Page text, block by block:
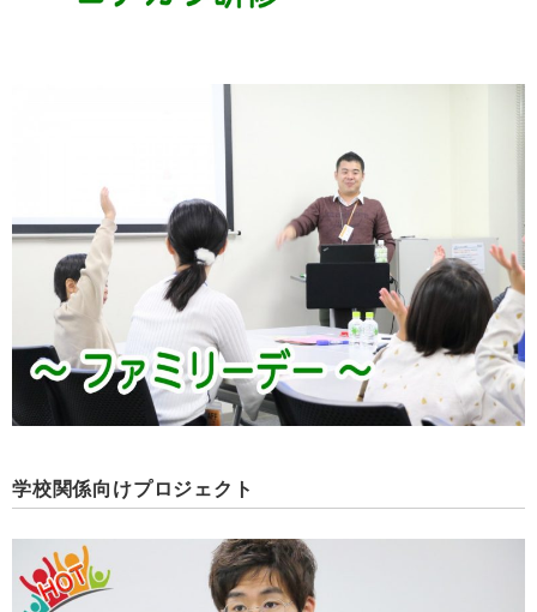
学校関係向けプロジェクト